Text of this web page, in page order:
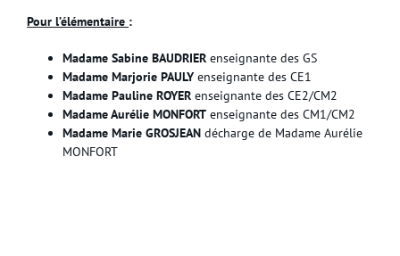
Pour l’élémentaire :
Madame Sabine BAUDRIER enseignante des GS
Madame Marjorie PAULY enseignante des CE1
Madame Pauline ROYER enseignante des CE2/CM2
Madame Aurélie MONFORT enseignante des CM1/CM2
Madame Marie GROSJEAN décharge de Madame Aurélie
MONFORT